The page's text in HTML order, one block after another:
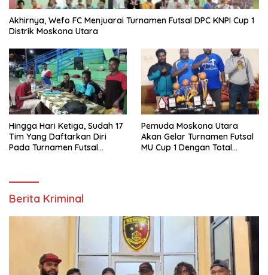
Akhirnya, Wefo FC Menjuarai Turnamen Futsal DPC KNPI Cup 1
Distrik Moskona Utara
Hingga Hari Ketiga, Sudah 17
Tim Yang Daftarkan Diri
Pada Turnamen Futsal
Pemuda Moskona Utara
Akan Gelar Turnamen Futsal
MU Cup 1 Dengan Total
Berita Kriminal